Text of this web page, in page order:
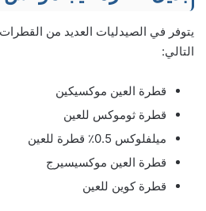
يتوفر في الصيدليات العديد من القطرات
التالي:
قطرة العين موكسيكين
قطرة ثوموكس للعين
ميلفلوكس 0.5٪ قطرة للعين
قطرة العين موكسيسيرج
قطرة كوين للعين